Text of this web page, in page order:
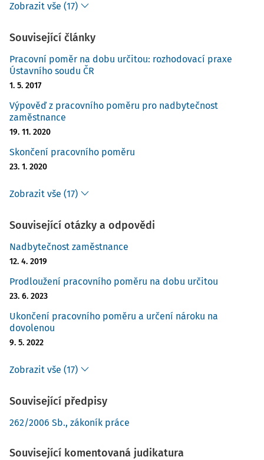
Zobrazit vše (17)
Související články
Pracovní poměr na dobu určitou: rozhodovací praxe
Ústavního soudu ČR
1. 5. 2017
Výpověď z pracovního poměru pro nadbytečnost
zaměstnance
19. 11. 2020
Skončení pracovního poměru
23. 1. 2020
Zobrazit vše (17)
Související otázky a odpovědi
Nadbytečnost zaměstnance
12. 4. 2019
Prodloužení pracovního poměru na dobu určitou
23. 6. 2023
Ukončení pracovního poměru a určení nároku na
dovolenou
9. 5. 2022
Zobrazit vše (17)
Související předpisy
262/2006 Sb., zákoník práce
Související komentovaná judikatura